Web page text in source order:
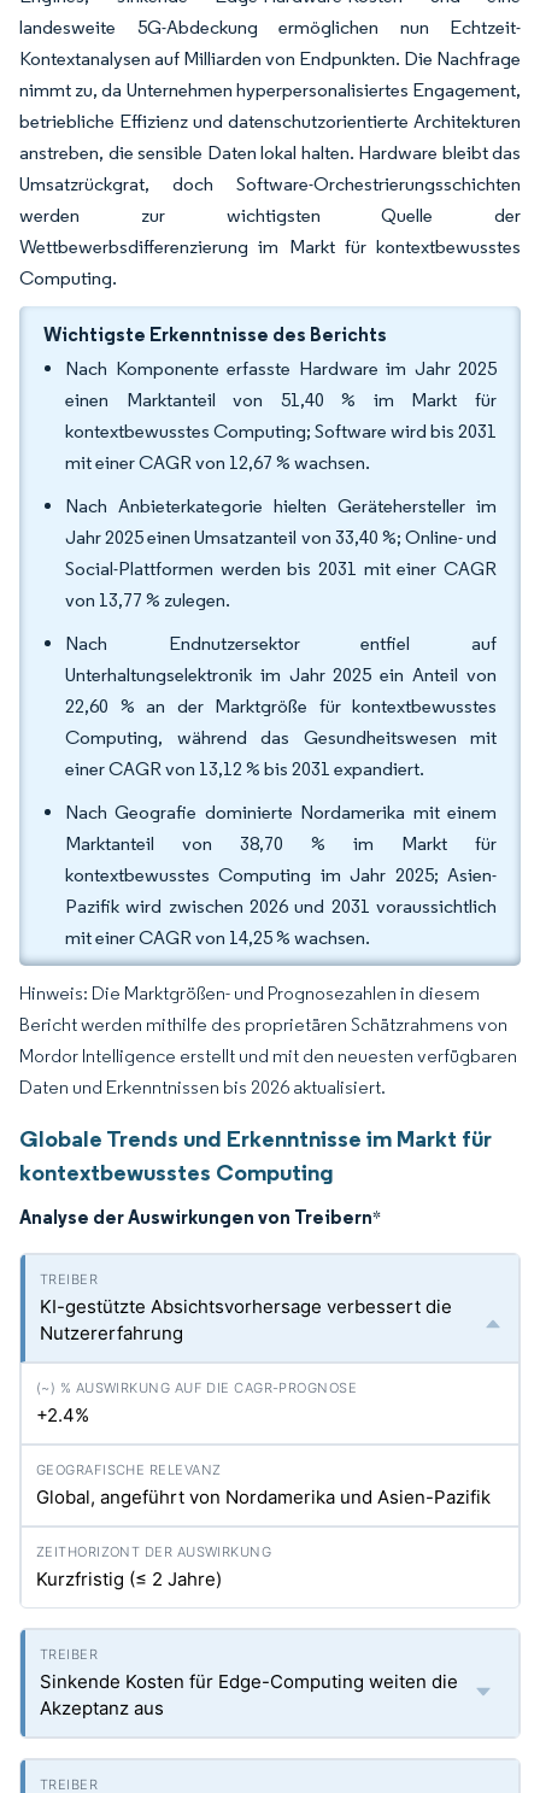
landesweite 5G-Abdeckung ermöglichen nun Echtzeit-
Kontextanalysen auf Milliarden von Endpunkten. Die Nachfrage
nimmt zu, da Unternehmen hyperpersonalisiertes Engagement,
betriebliche Effizienz und datenschutzorientierte Architekturen
anstreben, die sensible Daten lokal halten. Hardware bleibt das
Umsatzrückgrat, doch Software-Orchestrierungsschichten
werden zur wichtigsten Quelle der
Wettbewerbsdifferenzierung im Markt für kontextbewusstes
Computing.
Wichtigste Erkenntnisse des Berichts
Nach Komponente erfasste Hardware im Jahr 2025
einen Marktanteil von 51,40 % im Markt für
kontextbewusstes Computing; Software wird bis 2031
mit einer CAGR von 12,67 % wachsen.
Nach Anbieterkategorie hielten Gerätehersteller im
Jahr 2025 einen Umsatzanteil von 33,40 %; Online- und
Social-Plattformen werden bis 2031 mit einer CAGR
von 13,77 % zulegen.
Nach Endnutzersektor entfiel auf
Unterhaltungselektronik im Jahr 2025 ein Anteil von
22,60 % an der Marktgröße für kontextbewusstes
Computing, während das Gesundheitswesen mit
einer CAGR von 13,12 % bis 2031 expandiert.
Nach Geografie dominierte Nordamerika mit einem
Marktanteil von 38,70 % im Markt für
kontextbewusstes Computing im Jahr 2025; Asien-
Pazifik wird zwischen 2026 und 2031 voraussichtlich
mit einer CAGR von 14,25 % wachsen.
Hinweis: Die Marktgrößen- und Prognosezahlen in diesem
Bericht werden mithilfe des proprietären Schätzrahmens von
Mordor Intelligence erstellt und mit den neuesten verfügbaren
Daten und Erkenntnissen bis 2026 aktualisiert.
Globale Trends und Erkenntnisse im Markt für
kontextbewusstes Computing
Analyse der Auswirkungen von Treibern*
KI-gestützte Absichtsvorhersage verbessert die
Nutzererfahrung
+2.4%
Global, angeführt von Nordamerika und Asien-Pazifik
Kurzfristig (≤ 2 Jahre)
Sinkende Kosten für Edge-Computing weiten die
Akzeptanz aus